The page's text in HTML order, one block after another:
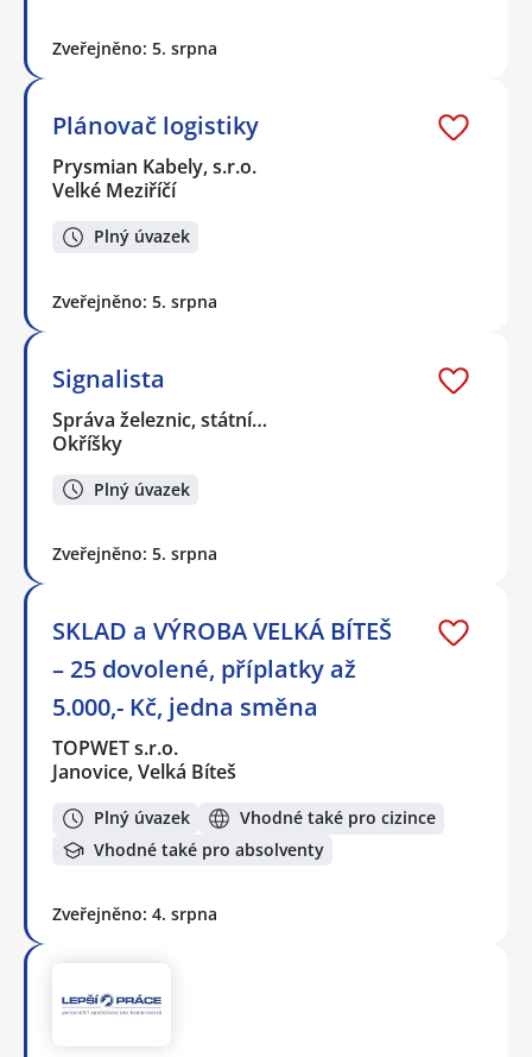
Zveřejněno: 5. srpna
Plánovač logistiky
Prysmian Kabely, s.r.o.
Velké Meziříčí
Plný úvazek
Zveřejněno: 5. srpna
Signalista
Správa železnic, státní…
Okříšky
Plný úvazek
Zveřejněno: 5. srpna
SKLAD a VÝROBA VELKÁ BÍTEŠ
– 25 dovolené, příplatky až
5.000,- Kč, jedna směna
TOPWET s.r.o.
Janovice, Velká Bíteš
Plný úvazek
Vhodné také pro cizince
Vhodné také pro absolventy
Zveřejněno: 4. srpna